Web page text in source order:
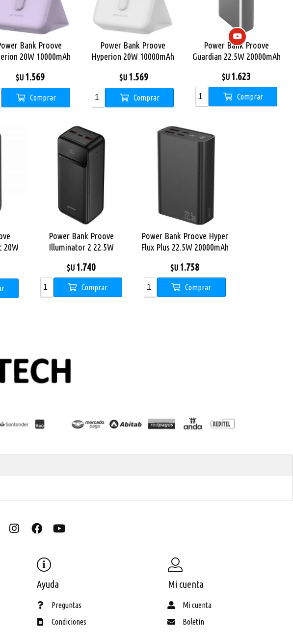
Bank Proove
20W 10000mAh
$U 1.569
Comprar
Power Bank Proove
Hyperion 20W 10000mAh
$U 1.569
Comprar
Power Bank Proove
Guardian 22.5W 20000mAh
$U 1.623
Comprar
20W
Power Bank Proove
Illuminator 2 22.5W
$U 1.740
Comprar
Power Bank Proove Hyper
Flux Plus 22.5W 20000mAh
$U 1.758
Comprar
Ayuda
Preguntas
Condiciones
Mi cuenta
Mi cuenta
Boletín